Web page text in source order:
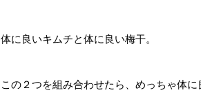
体に良いキムチと体に良い梅干。
この２つを組み合わせたら、めっちゃ体に